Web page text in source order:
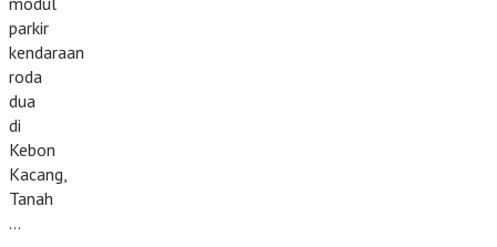
parkir
kendaraan
roda
dua
di
Kebon
Kacang,
Tanah
…